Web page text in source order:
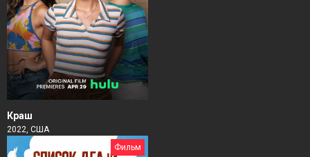
Краш
2022, США
Фильм